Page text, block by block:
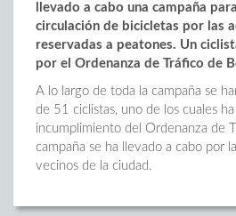
llevado a cabo una campaña
circulación de bicicletas por las
reservadas a peatones. Un
por el Ordenanza de Tráfico de
A lo largo de toda la campaña se
de 51 ciclistas, uno de los cuales
incumplimiento del Ordenanza de
campaña se ha llevado a cabo por
vecinos de la ciudad.